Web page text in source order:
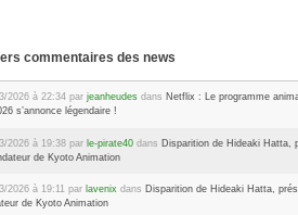
commentaires des news
2026 à 22:34 par jeanheudes dans Netflix : Le programme
s’annonce légendaire !
2026 à 19:38 par le-pirate40 dans Disparition de Hideaki Hatta,
de Kyoto Animation
2026 à 19:11 par lavenix dans Disparition de Hideaki Hatta,
de Kyoto Animation